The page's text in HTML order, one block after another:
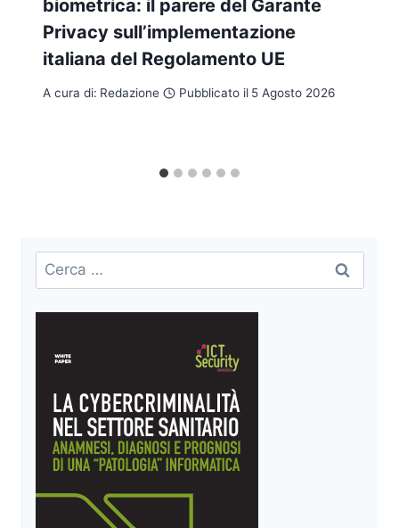
biometrica: il parere del Garante
Privacy sull’implementazione
italiana del Regolamento UE
A cura di: Redazione Pubblicato il 5 Agosto 2026
Ricerca
per: